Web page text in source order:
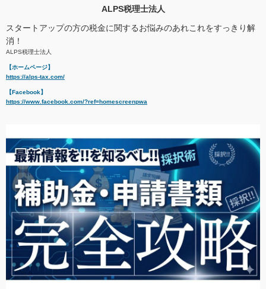
ALPS税理士法人
スタートアップの方の税金に関するお悩みのあれこれをすっきり解
消！
ALPS税理士法人
【ホームページ】
https://alps-tax.com/
【Facebook】
https://www.facebook.com/?ref=homescreenpwa